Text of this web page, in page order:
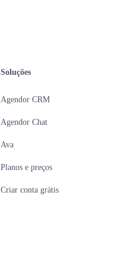
Soluções
Agendor CRM
Agendor Chat
Ava
Planos e preços
Criar conta grátis